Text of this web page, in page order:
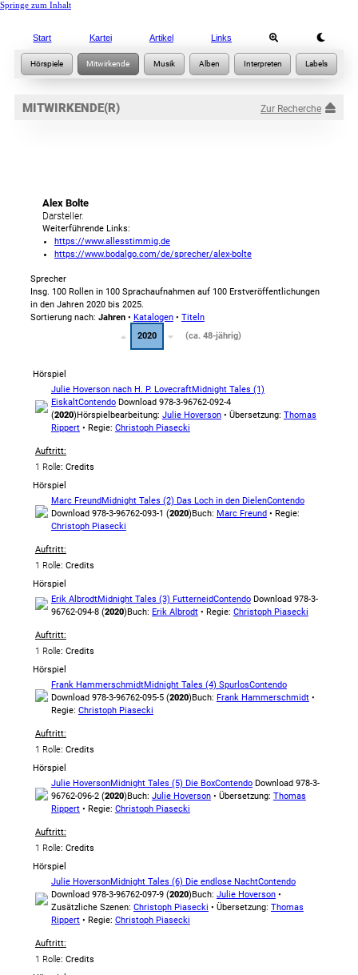
Springe zum Inhalt
Start Kartei Artikel Links
MITWIRKENDE(R) Zur Recherche
Alex Bolte
Darsteller.
Weiterführende Links:
https://www.allesstimmig.de
https://www.bodalgo.com/de/sprecher/alex-bolte
Sprecher
Insg. 100 Rollen in 100 Sprachaufnahmen auf 100 Erstveröffentlichungen
in den Jahren 2020 bis 2025.
Sortierung nach: Jahren• Katalogen• Titeln
2020
(ca. 48-jährig)
Hörspiel
Julie Hoverson nach H. P. LovecraftMidnight Tales (1)
EiskaltContendoDownload 978-3-96762-092-4
(2020)Hörspielbearbeitung: Julie Hoverson• Übersetzung: Thomas
Rippert• Regie: Christoph Piasecki
Auftritt:
1 Rolle: Credits
Hörspiel
Marc FreundMidnight Tales (2) Das Loch in den DielenContendo
Download 978-3-96762-093-1 (2020)Buch: Marc Freund• Regie:
Christoph Piasecki
Auftritt:
1 Rolle: Credits
Hörspiel
Erik AlbrodtMidnight Tales (3) FutterneidContendoDownload 978-3-
96762-094-8 (2020)Buch: Erik Albrodt• Regie: Christoph Piasecki
Auftritt:
1 Rolle: Credits
Hörspiel
Frank HammerschmidtMidnight Tales (4) SpurlosContendo
Download 978-3-96762-095-5 (2020)Buch: Frank Hammerschmidt•
Regie: Christoph Piasecki
Auftritt:
1 Rolle: Credits
Hörspiel
Julie HoversonMidnight Tales (5) Die BoxContendoDownload 978-3-
96762-096-2 (2020)Buch: Julie Hoverson• Übersetzung: Thomas
Rippert• Regie: Christoph Piasecki
Auftritt:
1 Rolle: Credits
Hörspiel
Julie HoversonMidnight Tales (6) Die endlose NachtContendo
Download 978-3-96762-097-9 (2020)Buch: Julie Hoverson•
Zusätzliche Szenen: Christoph Piasecki • Übersetzung: Thomas
Rippert• Regie: Christoph Piasecki
Auftritt:
1 Rolle: Credits